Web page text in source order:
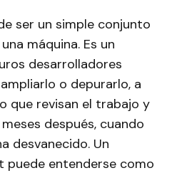
ser un simple conjunto
máquina. Es un
desarrolladores
o depurarlo, a
que revisan el trabajo y
después, cuando
desvanecido. Un
puede entenderse como